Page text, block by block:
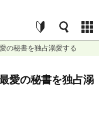
の秘書を独占溺愛する
愛の秘書を独占溺